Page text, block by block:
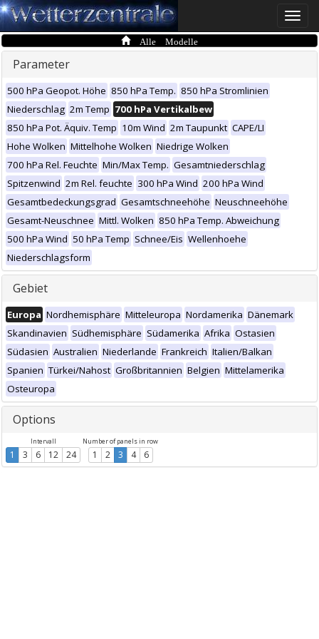
Toggle
Alle Modelle
Parameter
500 hPa Geopot. Höhe 850 hPa Temp. 850 hPa Stromlinien
Niederschlag 2m Temp 700 hPa Vertikalbew
850 hPa Pot. Äquiv. Temp 10m Wind 2m Taupunkt CAPE/LI
Hohe Wolken Mittelhohe Wolken Niedrige Wolken
700 hPa Rel. Feuchte Min/Max Temp. Gesamtniederschlag
Spitzenwind 2m Rel. feuchte 300 hPa Wind 200 hPa Wind
Gesamtbedeckungsgrad Gesamtschneehöhe Neuschneehöhe
Gesamt-Neuschnee Mittl. Wolken 850 hPa Temp. Abweichung
500 hPa Wind 50 hPa Temp Schnee/Eis Wellenhoehe
Niederschlagsform
Gebiet
Europa Nordhemisphäre Mitteleuropa Nordamerika Dänemark
Skandinavien Südhemisphäre Südamerika Afrika Ostasien
Südasien Australien Niederlande Frankreich Italien/Balkan
Spanien Türkei/Nahost Großbritannien Belgien Mittelamerika
Osteuropa
Options
Intervall
1 3 6 12 24
Number of panels in row
1 2 3 4 6